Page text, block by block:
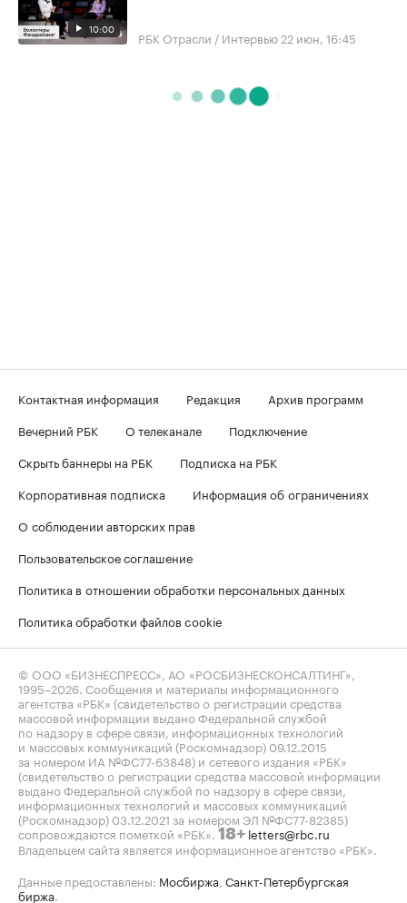
10:00 РБК Отрасли / Интервью 22 июн, 16:45
Контактная информация Редакция
Архив программ
Вечерний РБК
О телеканале
Подключение
Скрыть баннеры на РБК
Подписка на РБК
Корпоративная подписка
Информация об ограничениях
О соблюдении авторских прав
Пользовательское соглашение
Политика в отношении обработки персональных данных
Политика обработки файлов cookie
© ООО «БИЗНЕСПРЕСС», АО «РОСБИЗНЕСКОНСАЛТИНГ»,
1995–2026. Сообщения и материалы информационного
агентства «РБК» (свидетельство о регистрации средства
массовой информации выдано Федеральной службой
по надзору в сфере связи, информационных технологий
и массовых коммуникаций (Роскомнадзор) 09.12.2015
за номером ИА №ФС77-63848) и сетевого издания «РБК»
(свидетельство о регистрации средства массовой информации
выдано Федеральной службой по надзору в сфере связи,
информационных технологий и массовых коммуникаций
(Роскомнадзор) 03.12.2021 за номером ЭЛ №ФС77-82385)
сопровождаются пометкой «РБК». 18+ letters@rbc.ru
Владельцем сайта является информационное агентство «РБК».
Данные предоставлены: Мосбиржа, Санкт-Петербургская
биржа.